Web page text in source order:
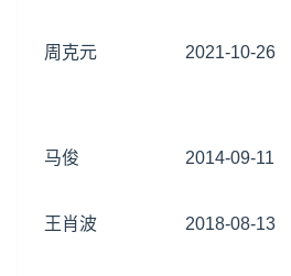
周克元 2021-10-26
马俊 2014-09-11
王肖波 2018-08-13